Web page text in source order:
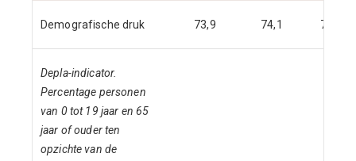
Demografische druk 73,9 74,1 74,7
Depla-indicator.
Percentage personen
van 0 tot 19 jaar en 65
jaar of ouder ten
opzichte van de